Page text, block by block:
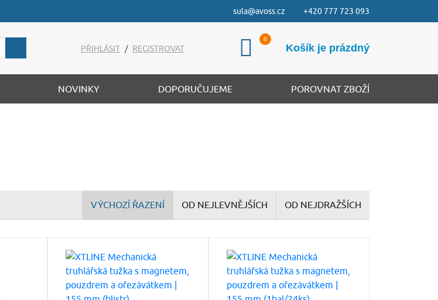
sula@avoss.cz +420 777 723 093
PŘIHLÁSIT / REGISTROVAT Košík je prázdný
NOVINKY DOPORUČUJEME POROVNAT ZBOŽÍ
VÝCHOZÍ ŘAZENÍ OD NEJLEVNĚJŠÍCH OD NEJDRAŽŠÍCH